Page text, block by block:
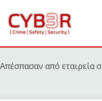
από εταιρεία